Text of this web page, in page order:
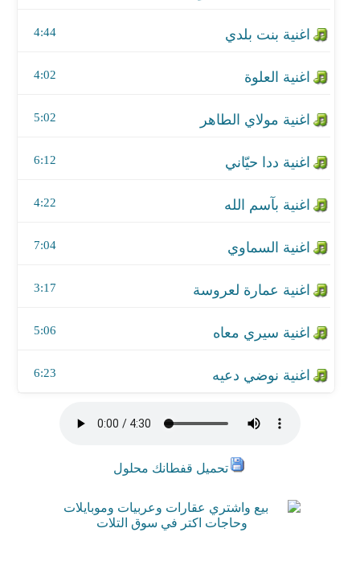
4:44
4:02
5:02
6:12
اغنية بآسم الله
4:22
7:04
3:17
اغنية سيري معاه
5:06
اغنية نوضي دعيه
6:23
تحميل قفطانك محلول